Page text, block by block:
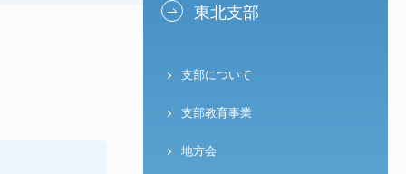
東北支部
支部について
支部教育事業
地方会